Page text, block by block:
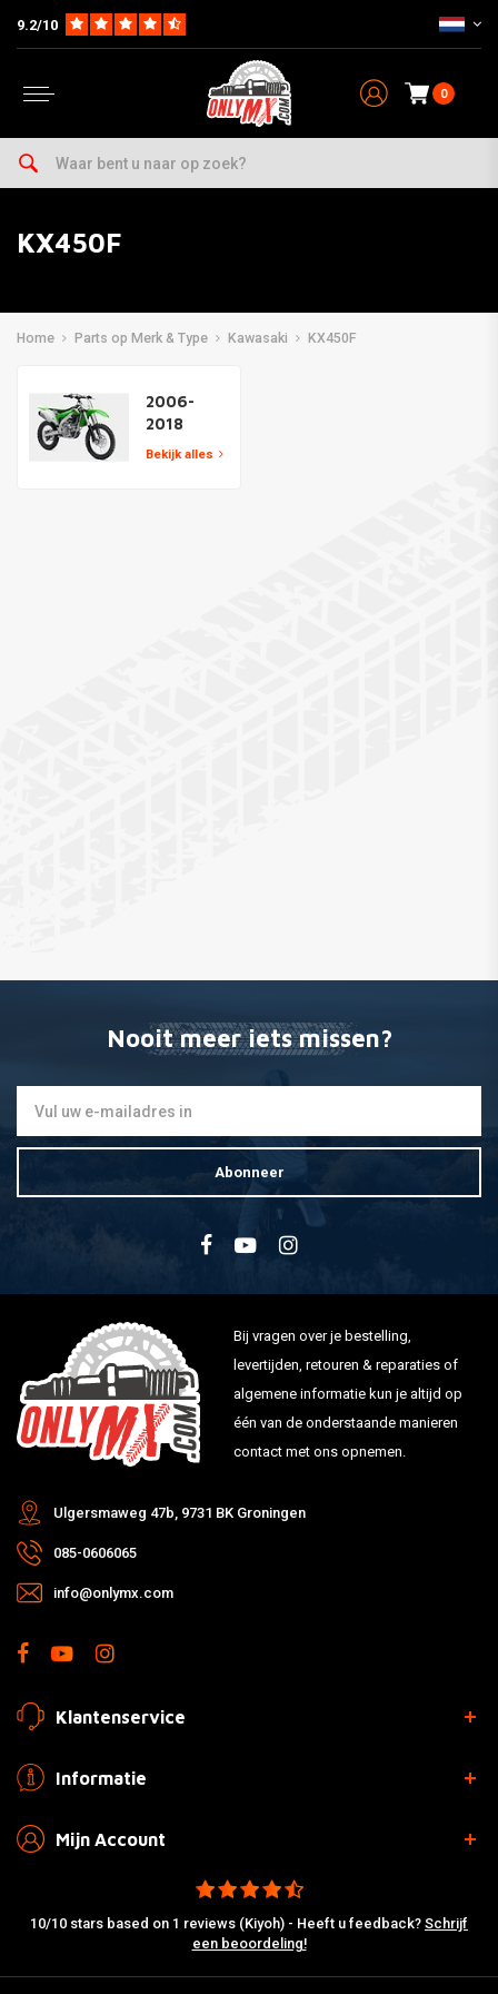
9.2/10
0
KX450F
Home Parts op Merk & Type Kawasaki KX450F
2006-
2018
Bekijk alles
Nooit meer iets missen?
Abonneer
Bij vragen over je bestelling,
levertijden, retouren & reparaties of
algemene informatie kun je altijd op
één van de onderstaande manieren
contact met ons opnemen.
Ulgersmaweg 47b, 9731 BK Groningen
085-0606065
info@onlymx.com
Klantenservice
Informatie
Mijn Account
10/10 stars based on 1 reviews (Kiyoh) - Heeft u feedback? Schrijf
een beoordeling!